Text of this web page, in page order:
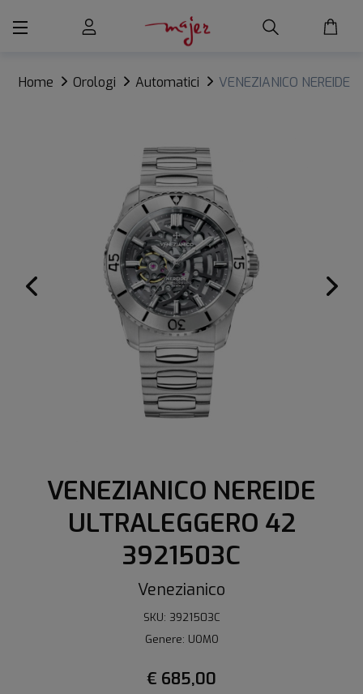
Home Orologi Automatici
VENEZIANICO NEREIDE
VENEZIANICO NEREIDE
ULTRALEGGERO 42
3921503C
Venezianico
SKU: 3921503C
Genere: UOMO
€ 685,00